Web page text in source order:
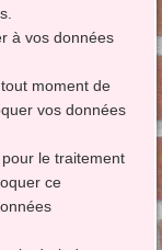
à vos données
moment de
vos données
le traitement
ce